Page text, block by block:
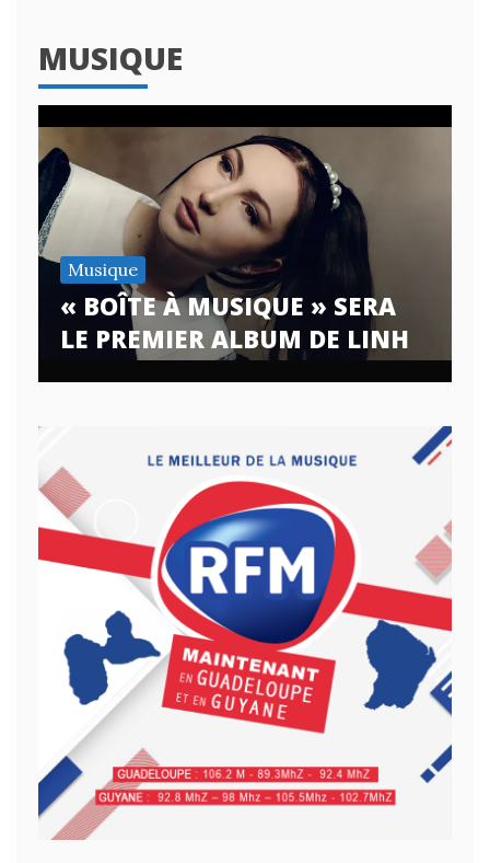
MUSIQUE
Musique
« BOÎTE À MUSIQUE » SERA
LE PREMIER ALBUM DE LINH